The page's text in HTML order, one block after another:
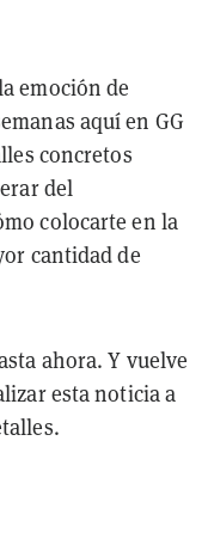
emoción de
aquí en GG
concretos
del
colocarte en la
cantidad de
ahora. Y vuelve
esta noticia a